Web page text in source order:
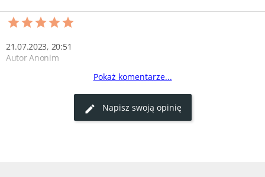
21.07.2023, 20:51
Autor Anonim
Oryginalne i smaczne!
Bycze jądra to prawdziwa delicja. Świeże i dobrze zapakowane,
idealne do wykwintnych potraw. Zakupy w sklepie super-stek.pl to
strzał w dziesiątkę.
Pokaż komentarze...
Napisz swoją opinię